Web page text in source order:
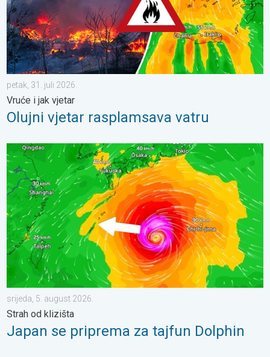
petak, 31. juli 2026.
Vruće i jak vjetar
Olujni vjetar rasplamsava vatru
Japan se priprema za tajfun Dolphin. Strah od klizišta. . .
srijeda, 5. august 2026.
Strah od klizišta
Japan se priprema za tajfun Dolphin